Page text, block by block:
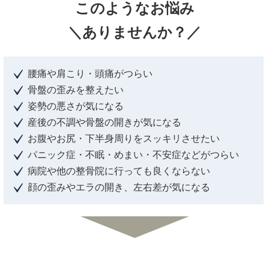
このようなお悩み
＼ありませんか？／
腰痛や肩こり・頭痛がつらい
骨盤の歪みを整えたい
姿勢の悪さが気になる
産後の不調や骨盤の開きが気になる
お腹やお尻・下半身周りをスッキリさせたい
パニック症・不眠・めまい・不安症などがつらい
病院や他の整骨院に行っても良くならない
顔の歪みやエラの開き、左右差が気になる